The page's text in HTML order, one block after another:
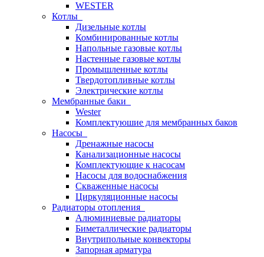
WESTER
Котлы
Дизельные котлы
Комбинированные котлы
Напольные газовые котлы
Настенные газовые котлы
Промышленные котлы
Твердотопливные котлы
Электрические котлы
Мембранные баки
Wester
Комплектуюшие для мембранных баков
Насосы
Дренажные насосы
Канализационные насосы
Комплектующие к насосам
Насосы для водоснабжения
Скваженные насосы
Циркуляционные насосы
Радиаторы отопления
Алюминиевые радиаторы
Биметаллические радиаторы
Внутрипольные конвекторы
Запорная арматура